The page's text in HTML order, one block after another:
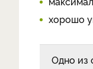
хорошо
Одно из